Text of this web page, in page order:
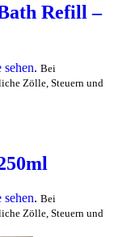
Refill –
sehen. Bei
Zölle, Steuern und
. Bei
Zölle, Steuern und